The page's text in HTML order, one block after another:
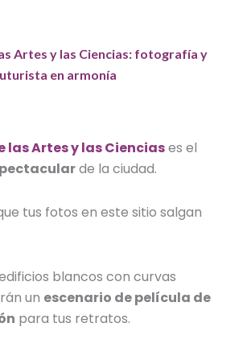
Artes y las Ciencias: fotografía y
en armonía
las Artes y las Cienciases el
de la ciudad.
tus fotos en este sitio salgan
blancos con curvas
un escenario de película de
para tus retratos.